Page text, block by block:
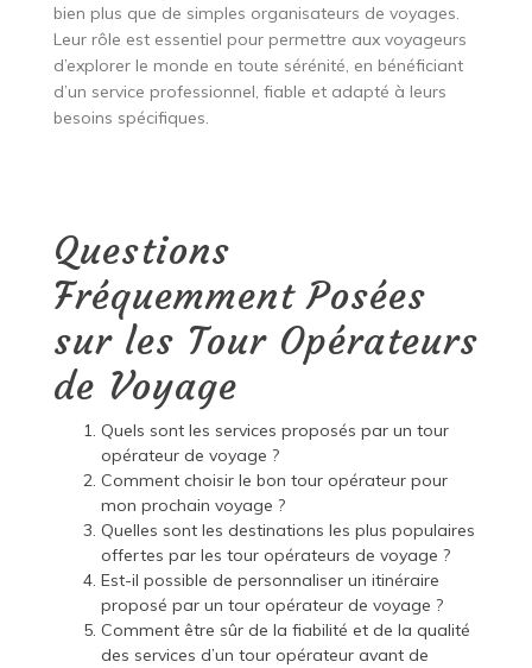
bien plus que de simples organisateurs de voyages.
Leur rôle est essentiel pour permettre aux voyageurs
d’explorer le monde en toute sérénité, en bénéficiant
d’un service professionnel, fiable et adapté à leurs
besoins spécifiques.
Questions
Fréquemment Posées
sur les Tour Opérateurs
de Voyage
Quels sont les services proposés par un tour
opérateur de voyage ?
Comment choisir le bon tour opérateur pour
mon prochain voyage ?
Quelles sont les destinations les plus populaires
offertes par les tour opérateurs de voyage ?
Est-il possible de personnaliser un itinéraire
proposé par un tour opérateur de voyage ?
Comment être sûr de la fiabilité et de la qualité
des services d’un tour opérateur avant de